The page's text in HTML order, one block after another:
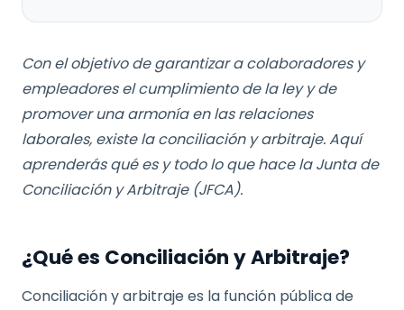
Con el objetivo de garantizar a colaboradores y
empleadores el cumplimiento de la ley y de
promover una armonía en las relaciones
laborales, existe la conciliación y arbitraje. Aquí
aprenderás qué es y todo lo que hace la Junta de
Conciliación y Arbitraje (JFCA).
¿Qué es Conciliación y Arbitraje?
Conciliación y arbitraje es la función pública de